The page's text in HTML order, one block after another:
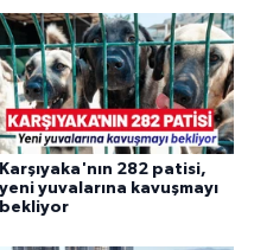
Karşıyaka'nın 282 patisi,
yeni yuvalarına kavuşmayı
bekliyor